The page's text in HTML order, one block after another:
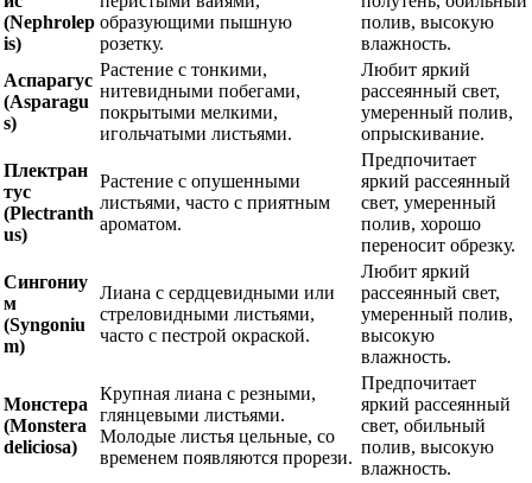
(Nephrolep
is)
образующими пышную
розетку.
полив, высокую
влажность.
Аспарагус
(Asparagu
s)
Растение с тонкими,
нитевидными побегами,
покрытыми мелкими,
игольчатыми листьями.
Любит яркий
рассеянный свет,
умеренный полив,
опрыскивание.
Плектран
тус
(Plectranth
us)
Растение с опушенными
листьями, часто с приятным
ароматом.
Предпочитает
яркий рассеянный
свет, умеренный
полив, хорошо
переносит обрезку.
Сингониу
м
(Syngoniu
m)
Лиана с сердцевидными или
стреловидными листьями,
часто с пестрой окраской.
Любит яркий
рассеянный свет,
умеренный полив,
высокую
влажность.
Монстера
(Monstera
deliciosa)
Крупная лиана с резными,
глянцевыми листьями.
Молодые листья цельные, со
временем появляются прорези.
Предпочитает
яркий рассеянный
свет, обильный
полив, высокую
влажность.